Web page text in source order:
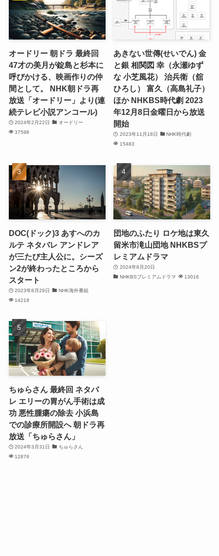
オードリー 朝ドラ 最終回
47才の美月が錠島と杉本に
呼びかける、映画作りの仲
間として。 NHK朝ドラ再
放送「オードリー」より(連
続テレビ小説アンコール)
2024年2月22日
オードリー
37598
あきない世傳(せいでん) 金
と銀 相関図 幸（永瀬ゆず
な 小芝風花） 治兵衛（舘
ひろし） 富久（高島礼子）
ほか NHKBS時代劇 2023
年12月8日金曜日から放送
開始
2023年11月18日
NHK時代劇
15483
DOC(ドック)3 あすへのカ
ルテ ネタバレ アンドレア
が三たび主人公に。シーズ
ン2が終わったところから
スタート
2023年8月29日
NHK海外番組
14218
団地のふたり ロケ地は東久
留米市滝山団地 NHKBSプ
レミアムドラマ
2024年8月20日
NHKBSプレミアムドラマ
13016
ちゅらさん 最終回 ネタバ
レ エリーの胃がん手術は成
功 悪性腫瘍の除去 小浜島
での診療所開設へ 朝ドラ再
放送「ちゅらさん」
2024年3月31日
ちゅらさん
12876